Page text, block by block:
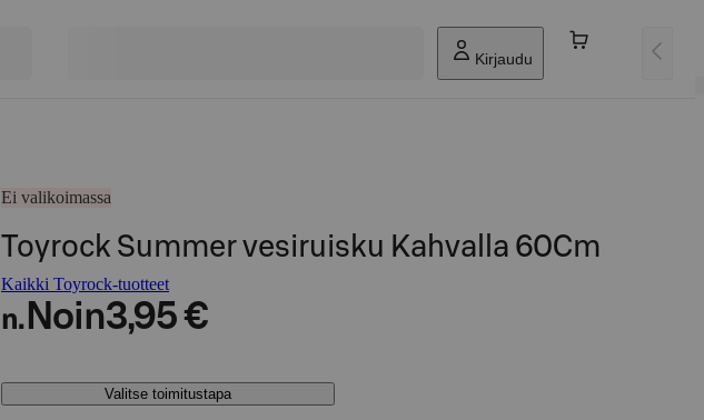
Kirjaudu
Ei valikoimassa
Toyrock Summer vesiruisku Kahvalla 60Cm
Kaikki Toyrock-tuotteet
n. Noin3,95 €
Valitse toimitustapa